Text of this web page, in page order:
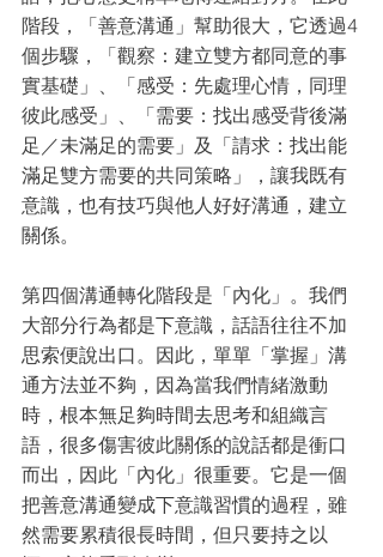
階段，「善意溝通」幫助很大，它透過4
個步驟，「觀察：建立雙方都同意的事
實基礎」、「感受：先處理心情，同理
彼此感受」、「需要：找出感受背後滿
足／未滿足的需要」及「請求：找出能
滿足雙方需要的共同策略」，讓我既有
意識，也有技巧與他人好好溝通，建立
關係。
第四個溝通轉化階段是「內化」。我們
大部分行為都是下意識，話語往往不加
思索便說出口。因此，單單「掌握」溝
通方法並不夠，因為當我們情緒激動
時，根本無足夠時間去思考和組織言
語，很多傷害彼此關係的說話都是衝口
而出，因此「內化」很重要。它是一個
把善意溝通變成下意識習慣的過程，雖
然需要累積很長時間，但只要持之以